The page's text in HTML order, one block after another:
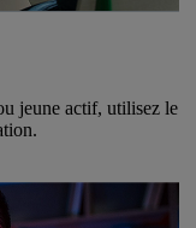
jeune actif, utilisez le